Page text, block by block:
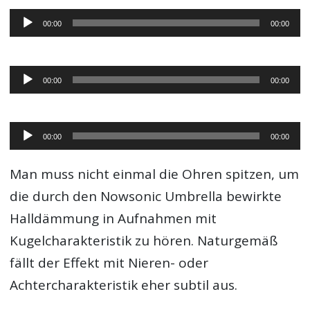
Audio-
Player
00:00 00:00
Audio-
Player
00:00 00:00
Audio-
Player
00:00 00:00
Man muss nicht einmal die Ohren spitzen, um
die durch den Nowsonic Umbrella bewirkte
Halldämmung in Aufnahmen mit
Kugelcharakteristik zu hören. Naturgemäß
fällt der Effekt mit Nieren- oder
Achtercharakteristik eher subtil aus.